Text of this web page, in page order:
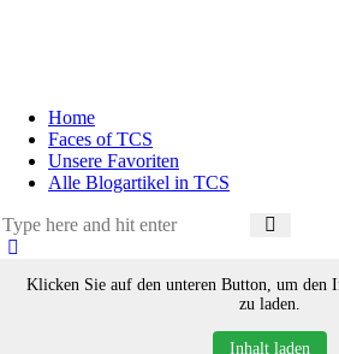
Home
Faces of TCS
Unsere Favoriten
Alle Blogartikel in TCS
Klicken Sie auf den unteren Button, um den
zu laden.
Inhalt laden